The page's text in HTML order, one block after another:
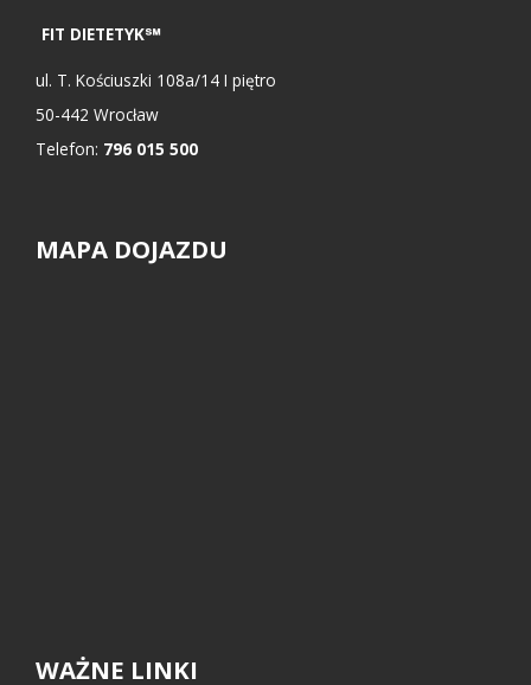
FIT DIETETYK℠
ul. T. Kościuszki 108a/14 I piętro
50-442 Wrocław
Telefon: 796 015 500
MAPA DOJAZDU
WAŻNE LINKI